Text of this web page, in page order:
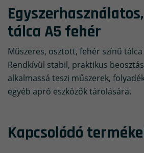
tálca A5 fehér
Műszeres, osztott, fehér színű
Rendkívül stabil, praktikus
alkalmassá teszi műszerek,
egyéb apró eszközök tárolására.
Kapcsolódó